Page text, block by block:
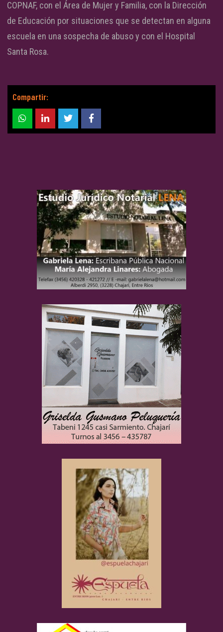
COPNAF, con el Área de Mujer y Familia, con la Dirección
de Educación por situaciones que se detectan en alguna
escuela en una sospecha de abuso y con el Hospital
Santa Rosa.
Compartir: